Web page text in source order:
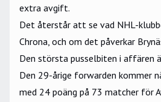
extra avgift.
Det återstår att se vad NHL-
Chrona, och om det påverkar
Den största pusselbiten i affären
Den 29-årige forwarden kommer
med 24 poäng på 73 matcher för